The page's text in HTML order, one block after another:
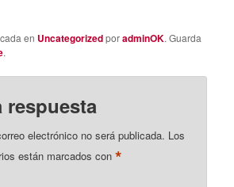
en UncategorizedporadminOK. Guarda
.
respuesta
electrónico no será publicada. Los
están marcados con*